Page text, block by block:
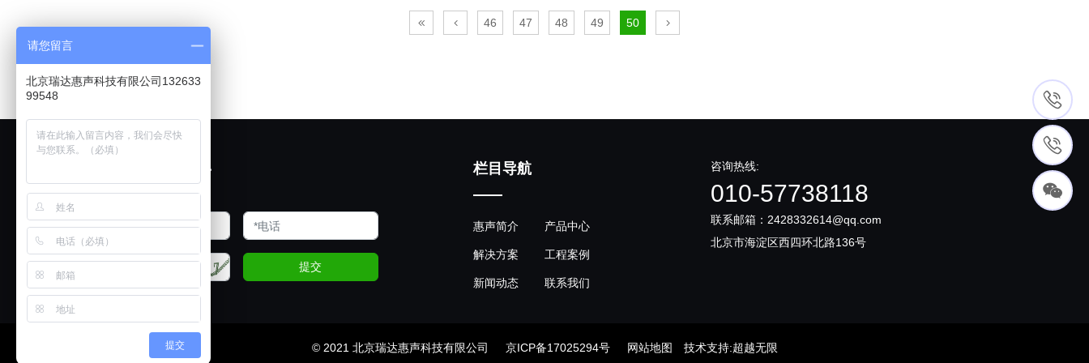
46 47 48 49 50
欢迎展厅试音
提交
栏目导航
惠声简介 产品中心
解决方案 工程案例
新闻动态 联系我们
咨询热线:
010-57738118
联系邮箱：2428332614@qq.com
北京市海淀区西四环北路136号
© 2021 北京瑞达惠声科技有限公司 京ICP备17025294号 网站地图 技术支持:超越无限
请您留言
北京瑞达惠声科技有限公司132633
99548
提交